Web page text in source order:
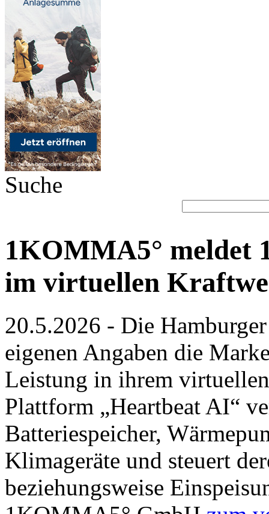
Suche
1KOMMA5° meldet
im virtuellen
20.5.2026 - Die
eigenen Angaben die
Leistung in ihrem
Plattform „Heartbeat AI“
Batteriespeicher,
Klimageräte und steuert
beziehungsweise